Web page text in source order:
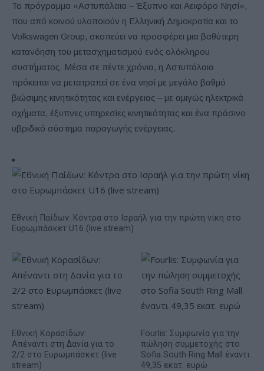
Το πρόγραμμα «Αστυπάλαια – Έξυπνο και Αειφόρο Νησί»,
που από κοινού υλοποιούν η Ελληνική Δημοκρατία και το
Volkswagen Group, σκοπεύει να προσφέρει μια βαθύτερη
κατανόηση του μετασχηματισμού ενός ολόκληρου
συστήματος. Μέσα σε πέντε χρόνια, η Αστυπάλαια
πρόκειται να μετατραπεί σε ένα νησί με μεγάλο βαθμό
βιώσιμης κινητικότητας και ενέργειας – με αμιγώς ηλεκτρικά
οχήματα, έξυπνες υπηρεσίες κινητικότητας και ένα πράσινο
υβριδικό σύστημα παραγωγής ενέργειας.
Εθνική Παίδων: Κόντρα στο Ισραήλ για την πρώτη νίκη στο
Ευρωμπάσκετ U16 (live stream)
Εθνική Κορασίδων:
Απέναντι στη Δανία για το
2/2 στο Ευρωμπάσκετ (live
stream)
Fourlis: Συμφωνία για την
πώληση συμμετοχής στο
Sofia South Ring Mall έναντι
49,35 εκατ. ευρώ